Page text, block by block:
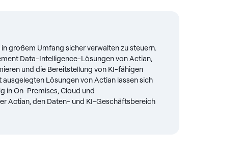
großem Umfang sicher verwalten zu steuern.
Data-Intelligence-Lösungen von Actian,
und die Bereitstellung von KI-fähigen
Lösungen von Actian lassen sich
in On-Premises, Cloud und
Actian, den Daten- und KI-Geschäftsbereich